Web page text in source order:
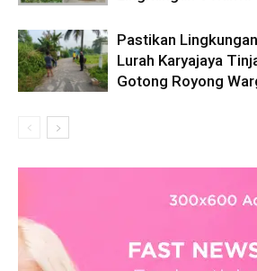
Pastikan
Lurah Karyajaya
Gotong Royong